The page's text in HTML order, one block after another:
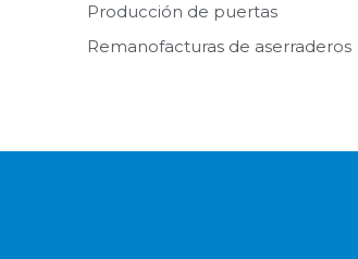
Producción de puertas
Remanofacturas de aserraderos